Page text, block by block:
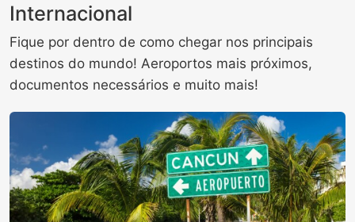
Internacional
Fique por dentro de como chegar nos principais
destinos do mundo! Aeroportos mais próximos,
documentos necessários e muito mais!